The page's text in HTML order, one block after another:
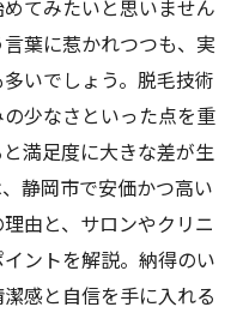
てみたいと思いません
葉に惹かれつつも、実
いでしょう。脱毛技術
少なさといった点を重
満足度に大きな差が生
静岡市で安価かつ高い
由と、サロンやクリニ
ントを解説。納得のい
感と自信を手に入れる